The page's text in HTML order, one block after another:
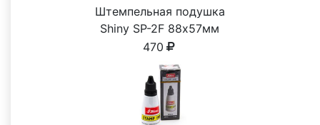
Штемпельная подушка
Shiny SP-2F 88х57мм
470